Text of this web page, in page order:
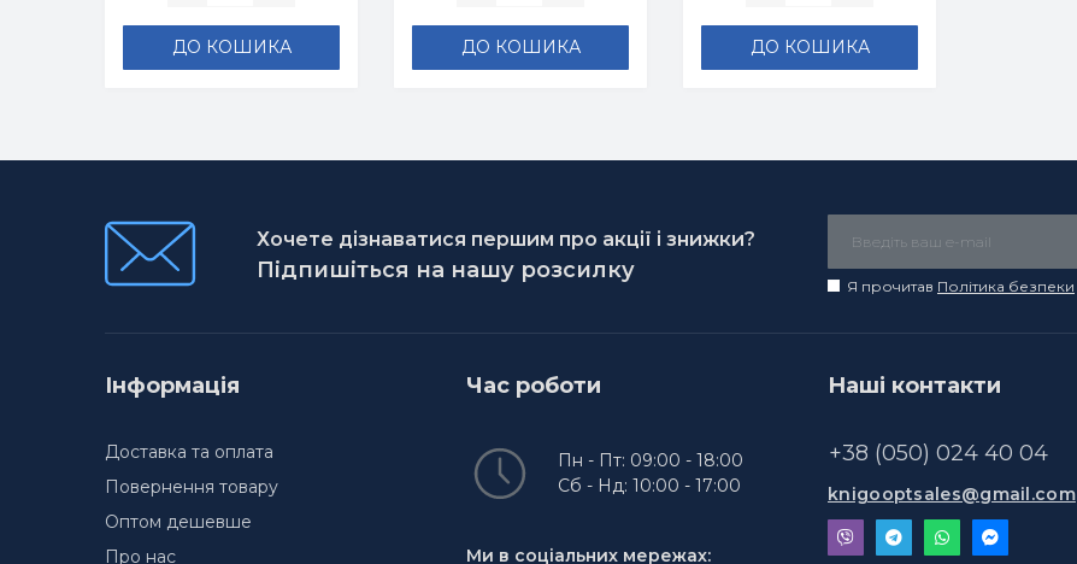
ДО КОШИКА ДО КОШИКА ДО КОШИКА
Хочете дізнаватися першим про акції і знижки?
Підпишіться на нашу розсилку
Я прочитав Політика безпеки
Інформація
Доставка та оплата
Повернення товару
Оптом дешевше
Про нас
Час роботи
Пн - Пт: 09:00 - 18:00
Сб - Нд: 10:00 - 17:00
Ми в соціальних мережах:
Наші контакти
+38 (050) 024 40 04
knigooptsales@gmail.com